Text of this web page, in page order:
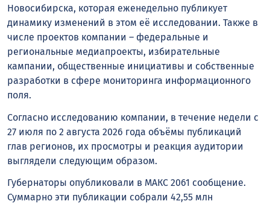
Новосибирска, которая еженедельно публикует
динамику изменений в этом её исследовании. Также в
числе проектов компании – федеральные и
региональные медиапроекты, избирательные
кампании, общественные инициативы и собственные
разработки в сфере мониторинга информационного
поля.
Согласно исследованию компании, в течение недели с
27 июля по 2 августа 2026 года объёмы публикаций
глав регионов, их просмотры и реакция аудитории
выглядели следующим образом.
Губернаторы опубликовали в MАКС 2061 сообщение.
Суммарно эти публикации собрали 42,55 млн